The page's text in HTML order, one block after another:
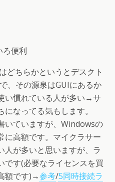
ろ便利
どちらかというとデスクト
、その源泉はGUIにあるか
い慣れている人が多い→サ
なってる気もします。
いていますが、Windowsの
に高額です。マイクラサー
人が多いと思いますが、ラ
です(必要なライセンスを買
額です)→参考/5同時接続ラ